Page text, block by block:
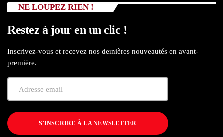
NE LOUPEZ RIEN !
Restez à jour en un clic !
Inscrivez-vous et recevez nos dernières nouveautés en avant-
première.
S'INSCRIRE À LA NEWSLETTER